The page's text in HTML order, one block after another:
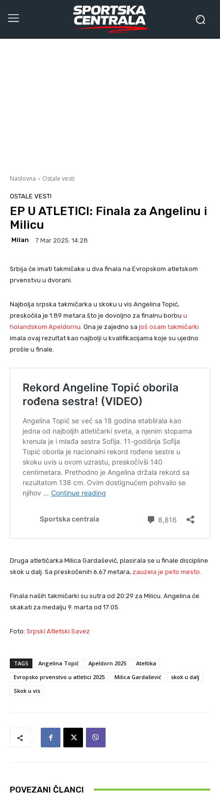
Naslovna Ostale vesti
OSTALE VESTI
EP U ATLETICI: Finala za Angelinu i
Milicu
Milan 7 Mar 2025. 14:28
Srbija će imati takmičake u dva finala na Evropskom atletskom
prvenstvu u dvorani.
Najbolja srpska takmičarka u skoku u vis Angelina Topić,
preskočila je 1.89 metara što je dovoljno za finalnu borbu u
holandskom Apeldornu. Ona je zajedno sa još osam takmičarki
imala ovaj rezultat kao najbolji u kvalifikacijama koje su ujedno
prošle u finale.
Druga atletičarka Milica Gardašević, plasirala se u finale discipline
skok u dalj. Sa preskočenih 6.67 metara, zauzela je peto mesto.
Finala naših takmičarki su sutra od 20:29 za Milicu. Angelina će
skakati za medalju 9. marta od 17:05.
Foto: Srpski Atletski Savez
TAGS Angelina Topić Apeldorn 2025
Ateltika
Evropsko prvenstvo u atletici 2025
Milica Gardašević
skok u dalj
Skok u vis
POVEZANI ČLANCI